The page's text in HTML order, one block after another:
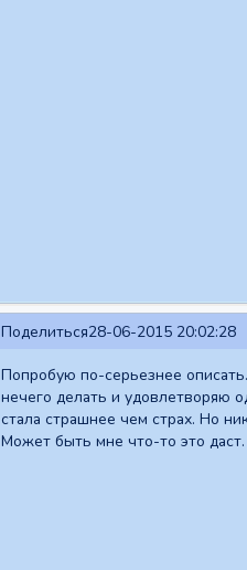
Поделиться28-06-2015 20:02:28
Попробую по-серьезнее
нечего делать и удовлетворяю
стала страшнее чем страх. Но
Может быть мне что-то это